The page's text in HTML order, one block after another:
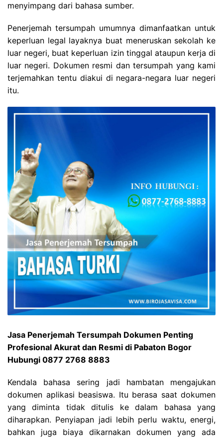
menyimpang dari bahasa sumber.
Penerjemah tersumpah umumnya dimanfaatkan untuk
keperluan legal layaknya buat meneruskan sekolah ke
luar negeri, buat keperluan izin tinggal ataupun kerja di
luar negeri. Dokumen resmi dan tersumpah yang kami
terjemahkan tentu diakui di negara-negara luar negeri
itu.
Jasa Penerjemah Tersumpah Dokumen Penting
Profesional Akurat dan Resmi di Pabaton Bogor
Hubungi 0877 2768 8883
Kendala bahasa sering jadi hambatan mengajukan
dokumen aplikasi beasiswa. Itu berasa saat dokumen
yang diminta tidak ditulis ke dalam bahasa yang
diharapkan. Penyiapan jadi lebih perlu waktu, energi,
bahkan juga biaya dikarnakan dokumen yang ada